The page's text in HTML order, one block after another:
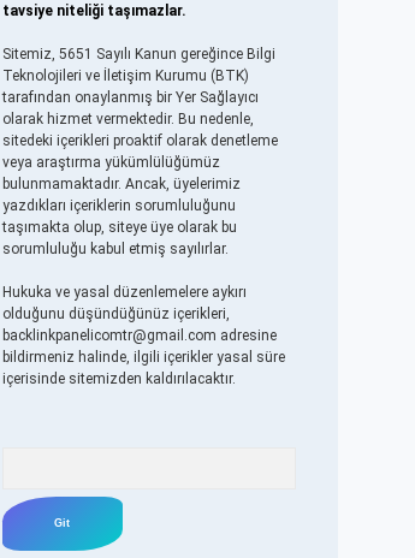
tavsiye niteliği taşımazlar.
Sitemiz, 5651 Sayılı Kanun gereğince Bilgi
Teknolojileri ve İletişim Kurumu (BTK)
tarafından onaylanmış bir Yer Sağlayıcı
olarak hizmet vermektedir. Bu nedenle,
sitedeki içerikleri proaktif olarak denetleme
veya araştırma yükümlülüğümüz
bulunmamaktadır. Ancak, üyelerimiz
yazdıkları içeriklerin sorumluluğunu
taşımakta olup, siteye üye olarak bu
sorumluluğu kabul etmiş sayılırlar.
Hukuka ve yasal düzenlemelere aykırı
olduğunu düşündüğünüz içerikleri,
backlinkpanelicomtr@gmail.com adresine
bildirmeniz halinde, ilgili içerikler yasal süre
içerisinde sitemizden kaldırılacaktır.